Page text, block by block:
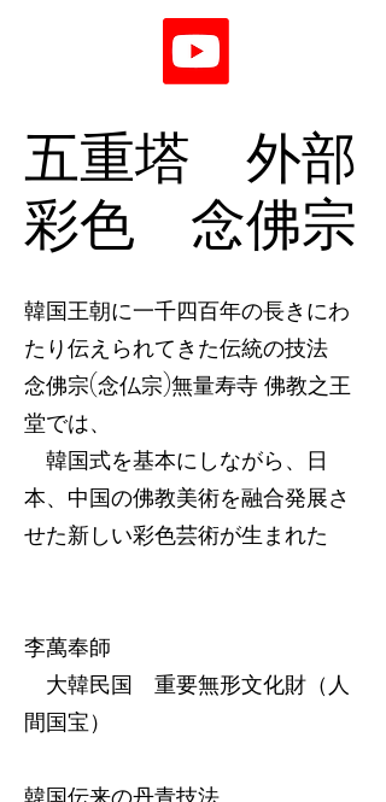
五重塔 外部
彩色 念佛宗
韓国王朝に一千四百年の長きにわ
たり伝えられてきた伝統の技法
念佛宗(念仏宗)無量寿寺 佛教之王
堂では、
韓国式を基本にしながら、日
本、中国の佛教美術を融合発展さ
せた新しい彩色芸術が生まれた
李萬奉師
大韓民国 重要無形文化財（人
間国宝）